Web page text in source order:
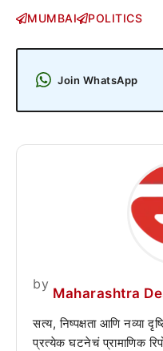
MUMBAI
POLITICS
Join WhatsApp
by
Maharashtra
सत्य, निष्पक्षता आणि नव्या
प्रत्येक घटनेचं प्रामाणिक